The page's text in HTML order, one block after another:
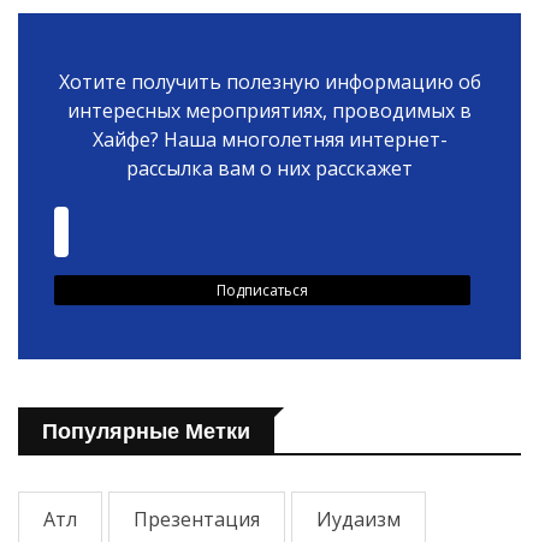
Хотите получить полезную информацию об
интересных мероприятиях, проводимых в
Хайфе? Наша многолетняя интернет-
рассылка вам о них расскажет
Популярные Метки
Атл Презентация Иудаизм